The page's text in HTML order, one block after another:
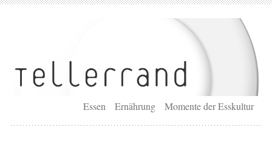
Essen Ernährung Momente der Esskultur